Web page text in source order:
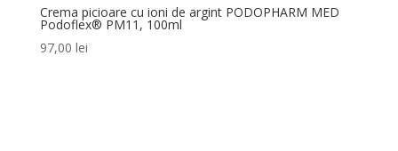
Crema picioare cu ioni de argint PODOPHARM MED
Podoflex® PM11, 100ml
97,00 lei